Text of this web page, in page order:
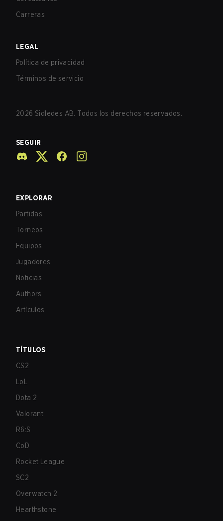
Carreras
LEGAL
Política de privacidad
Términos de servicio
2026 Sidledes AB. Todos los derechos reservados.
SEGUIR
EXPLORAR
Partidas
Torneos
Equipos
Jugadores
Noticias
Authors
Artículos
TÍTULOS
CS2
LoL
Dota 2
Valorant
R6:S
CoD
Rocket League
SC2
Overwatch 2
Hearthstone